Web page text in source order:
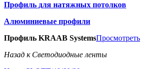
Профиль для натяжных потолков
Алюминиевые профили
Профиль KRAAB SystemsПросмотреть
Назад к Светодиодные ленты